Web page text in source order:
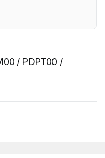
/ PDPT00 /